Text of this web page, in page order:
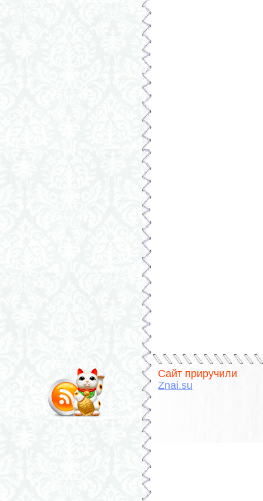
Сайт приручили
Znai.su